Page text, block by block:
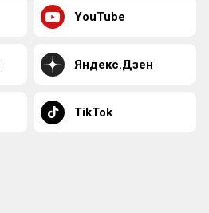
YouTube
Яндекс.Дзен
TikTok